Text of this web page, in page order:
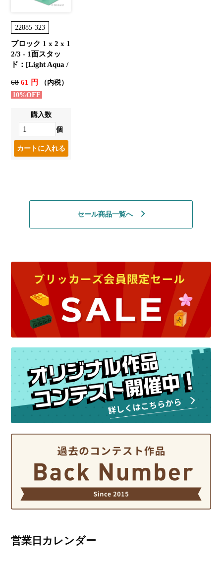
22885-323
ブロック 1 x 2 x 1
2/3 - 1面スタッ
ド：[Light Aqua /
6861 円
（内税）
10%OFF
購入数
個
セール商品一覧へ
営業日カレンダー